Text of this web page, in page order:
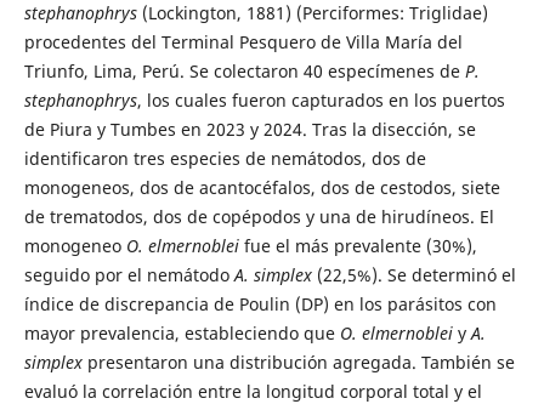
stephanophrys(Lockington, 1881) (Perciformes: Triglidae)
procedentes del Terminal Pesquero de Villa María del
Triunfo, Lima, Perú. Se colectaron 40 especímenes de P.
stephanophrys, los cuales fueron capturados en los puertos
de Piura y Tumbes en 2023 y 2024. Tras la disección, se
identificaron tres especies de nemátodos, dos de
monogeneos, dos de acantocéfalos, dos de cestodos, siete
de trematodos, dos de copépodos y una de hirudíneos. El
monogeneo O. elmernobleifue el más prevalente (30%),
seguido por el nemátodoA. simplex(22,5%). Se determinó el
índice de discrepancia de Poulin (DP) en los parásitos con
mayor prevalencia, estableciendo que O. elmernoblei yA.
simplexpresentaron una distribución agregada. También se
evaluó la correlación entre la longitud corporal total y el